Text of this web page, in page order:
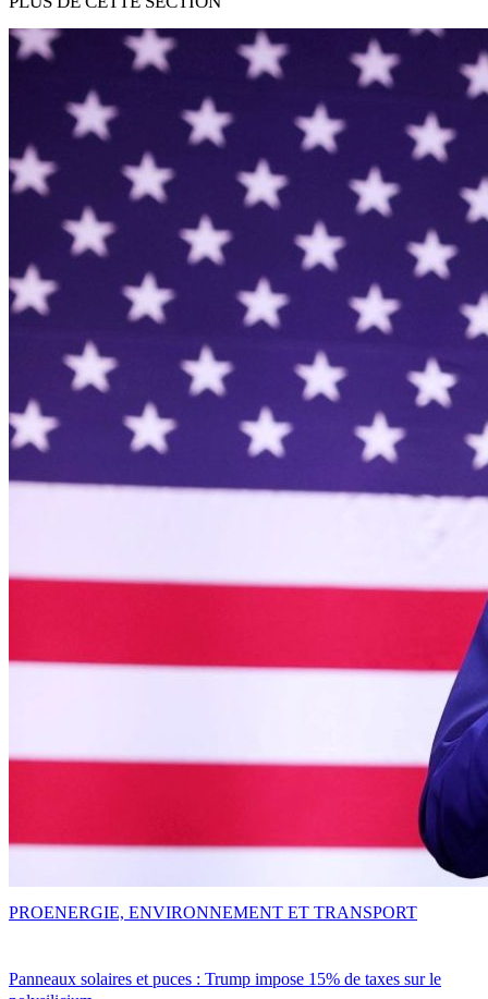
Panneaux solaires et puces : Trump impose 15% de taxes sur le
PROENERGIE, ENVIRONNEMENT ET TRANSPORT